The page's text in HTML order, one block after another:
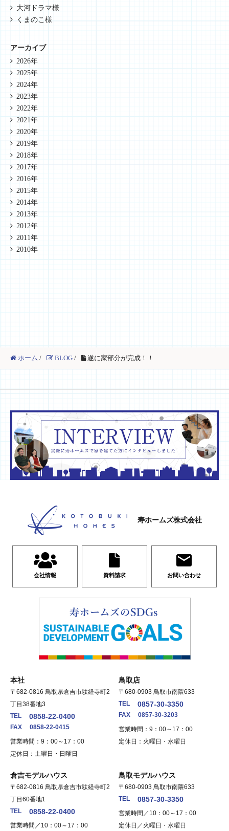
大河ドラマ様
くまのこ様
アーカイブ
2026年
2025年
2024年
2023年
2022年
2021年
2020年
2019年
2018年
2017年
2016年
2015年
2014年
2013年
2012年
2011年
2010年
ホーム / BLOG / 遂に家部分が完成！！
寿ホームズ株式会社
会社情報 資料請求 お問い合わせ
本社
〒682-0816 鳥取県倉吉市駄経寺町2
丁目38番地3
TEL
0858-22-0400
FAX
0858-22-0415
営業時間：9：00～17：00
定休日：土曜日・日曜日
鳥取店
〒680-0903 鳥取市南隈633
TEL
0857-30-3350
FAX
0857-30-3203
営業時間：9：00～17：00
定休日：火曜日・水曜日
倉吉モデルハウス
〒682-0816 鳥取県倉吉市駄経寺町2
丁目60番地1
TEL
0858-22-0400
営業時間／10：00～17：00
鳥取モデルハウス
〒680-0903 鳥取市南隈633
TEL
0857-30-3350
営業時間／10：00～17：00
定休日／火曜日・水曜日